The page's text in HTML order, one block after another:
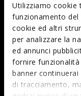
Utilizziamo cookie
funzionamento
cookie ed altri
per analizzare la
ed annunci
fornire funzionalità
banner
di tracciamento,
Sign up for our
welcome discount.
Prefer not to say
I have read and